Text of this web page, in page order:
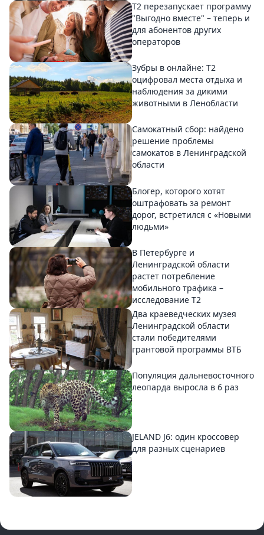
Т2 перезапускает программу
"Выгодно вместе" – теперь и
для абонентов других
операторов
Зубры в онлайне: Т2
оцифровал места отдыха и
наблюдения за дикими
животными в Ленобласти
Самокатный сбор: найдено
решение проблемы
самокатов в Ленинградской
области
Блогер, которого хотят
оштрафовать за ремонт
дорог, встретился с «Новыми
людьми»
В Петербурге и
Ленинградской области
растет потребление
мобильного трафика –
исследование T2
Два краеведческих музея
Ленинградской области
стали победителями
грантовой программы ВТБ
Популяция дальневосточного
леопарда выросла в 6 раз
JELAND J6: один кроссовер
для разных сценариев